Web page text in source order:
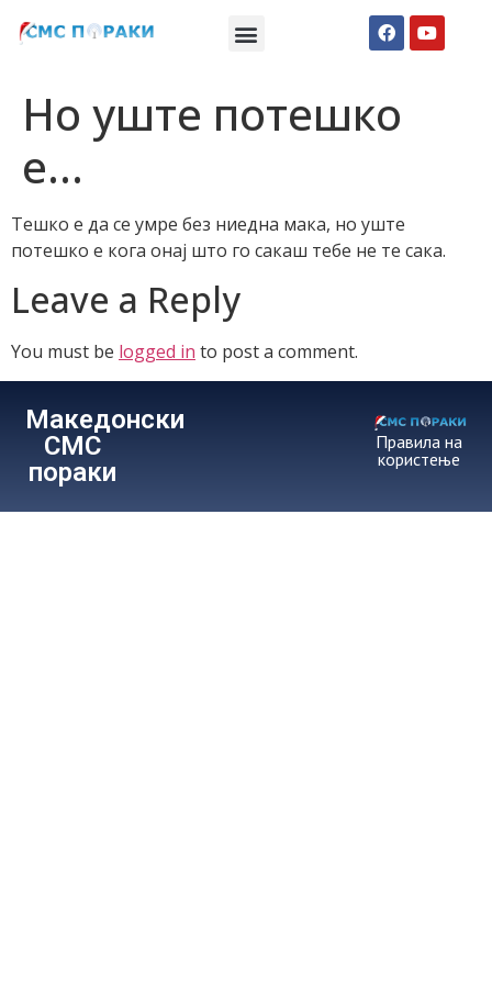
Но уште потешко
е…
Тешко е да се умре без ниедна мака, но уште
потешко е кога онај што го сакаш тебе не те сака.
Leave a Reply
You must be logged in to post a comment.
Македонски
СМС
пораки
Правила на
користење